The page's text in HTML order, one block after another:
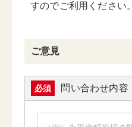
すのでご利用ください。
ご意見
必須 問い合わせ内容